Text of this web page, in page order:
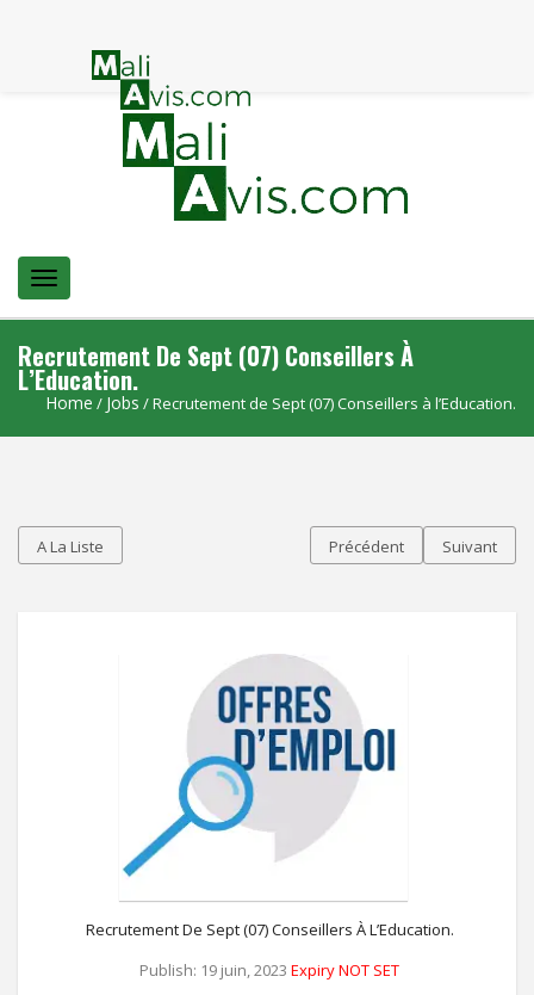
Menu
Recrutement De Sept (07) Conseillers À
L’Education.
Home / Jobs / Recrutement de Sept (07) Conseillers à l’Education.
A La Liste Précédent Suivant
Recrutement De Sept (07) Conseillers À L’Education.
Publish: 19 juin, 2023 Expiry NOT SET